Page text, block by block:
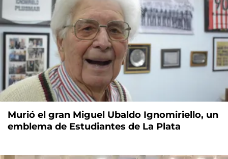
Murió el gran Miguel Ubaldo Ignomiriello, un
emblema de Estudiantes de La Plata